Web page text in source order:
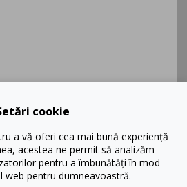
Mare 16cookie
a vă oferi cea mai bună experiență
acestea ne permit să analizăm
pentru a îmbunătăți în mod
web pentru dumneavoastră.